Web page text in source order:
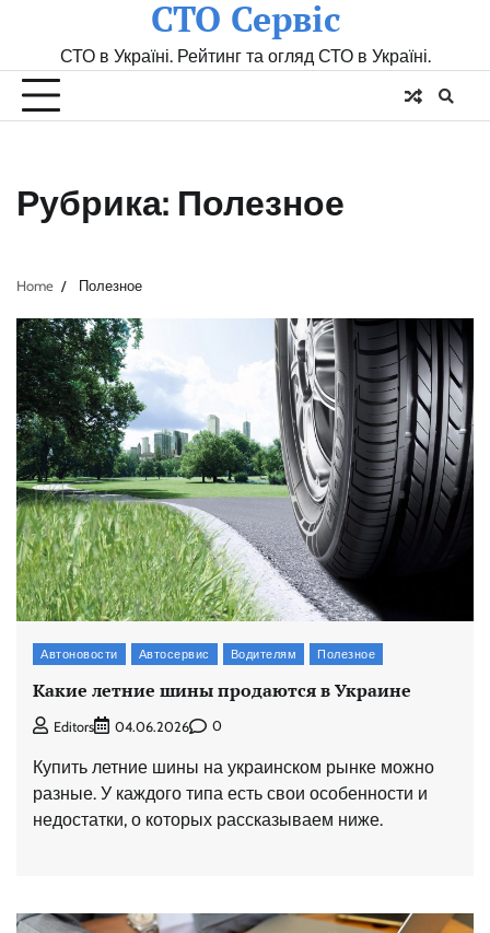
СТО Сервіс
СТО в Україні. Рейтинг та огляд СТО в Україні.
Рубрика: Полезное
Home Полезное
Автоновости Автосервис Водителям Полезное
Какие летние шины продаются в Украине
Editors 04.06.2026 0
Купить летние шины на украинском рынке можно
разные. У каждого типа есть свои особенности и
недостатки, о которых рассказываем ниже.